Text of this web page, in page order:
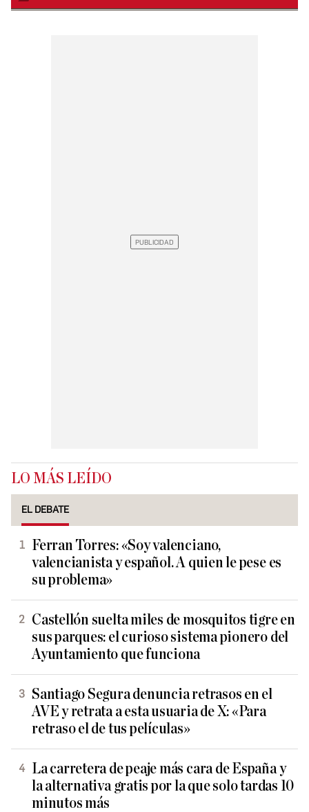
LO MÁS LEÍDO
EL DEBATE
Ferran Torres: «Soy valenciano,
valencianista y español. A quien le pese es
su problema»
Castellón suelta miles de mosquitos tigre en
sus parques: el curioso sistema pionero del
Ayuntamiento que funciona
Santiago Segura denuncia retrasos en el
AVE y retrata a esta usuaria de X: «Para
retraso el de tus películas»
La carretera de peaje más cara de España y
la alternativa gratis por la que solo tardas 10
minutos más